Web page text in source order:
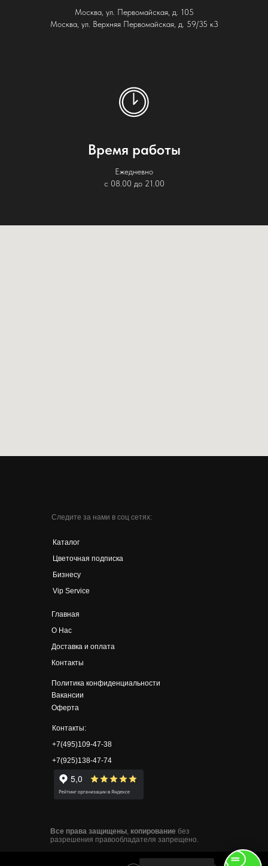
Москва, ул. Первомайская, д. 105
Москва, ул. Верхняя Первомайская, д. 59/35 к3
Время работы
Ежедневно
с 08.00 до 21.00
Контакты:
+7(495)109-47-38
+7(925)138-47-74
Политика конфиденциальности
Вакансии
Оферта
Каталог
Цветочная подписка
Бизнесу
Vip Service
Главная
О Нас
Доставка и оплата
Контакты
Следите за нами в соц сетях:
Все права защищены, копирование без
разрешения правообладателя запрещено.